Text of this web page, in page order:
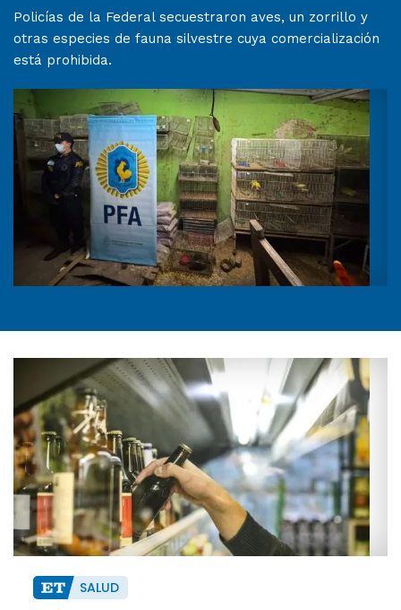
Policías de la Federal secuestraron aves, un zorrillo y
otras especies de fauna silvestre cuya comercialización
está prohibida.
SALUD